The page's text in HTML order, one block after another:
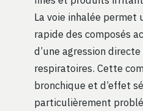
La voie inhalée permet
rapide des composés
d’une agression
respiratoires. Cette
bronchique et d’effet
particulièrement